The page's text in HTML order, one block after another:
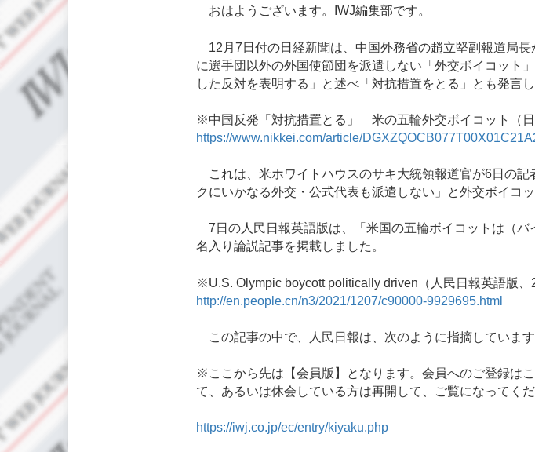
おはようございます。IWJ編集部です。
12月7日付の日経新聞は、中国外務省の趙立堅副報道局
に選手団以外の外国使節団を派遣しない「外交ボイコット
した反対を表明する」と述べ「対抗措置をとる」とも発言
※中国反発「対抗措置とる」 米の五輪外交ボイコット（日
https://www.nikkei.com/article/
これは、米ホワイトハウスのサキ大統領報道官が6日の
クにいかなる外交・公式代表も派遣しない」と外交ボイコ
7日の人民日報英語版は、「米国の五輪ボイコットは（
名入り論説記事を掲載しました。
※U.S. Olympic boycott politically driven（人民日報英語版、
http://en.people.cn/n3/2021/1207/c90000-9929695.html
この記事の中で、人民日報は、次のように指摘しています
※ここから先は【会員版】となります。会員へのご登録は
て、あるいは休会している方は再開して、ご覧になってくだ
https://iwj.co.jp/ec/entry/kiyaku.php